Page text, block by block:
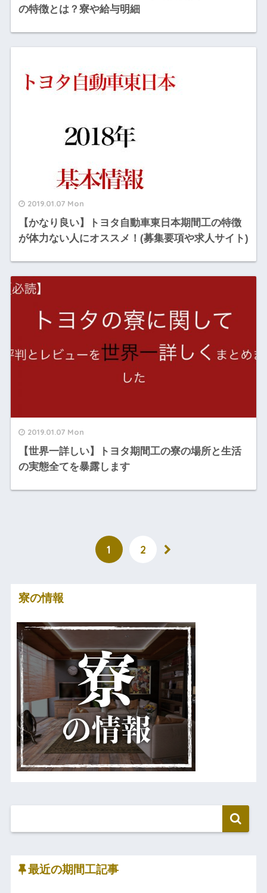
の特徴とは？寮や給与明細
2019.01.07 Mon
【かなり良い】トヨタ自動車東日本期間工の特徴
が体力ない人にオススメ！(募集要項や求人サイト)
2019.01.07 Mon
【世界一詳しい】トヨタ期間工の寮の場所と生活
の実態全てを暴露します
1 2
寮の情報
最近の期間工記事